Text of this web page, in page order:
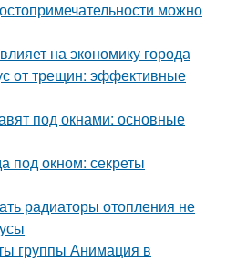
можно
на экономику города
от трещин: эффективные
под окнами: основные
под окном: секреты
радиаторы отопления не
группы Анимация в